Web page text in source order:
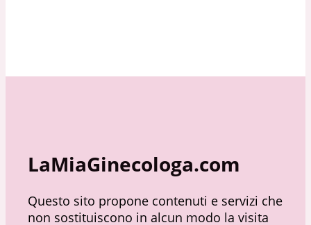
LaMiaGinecologa.com
Questo sito propone contenuti e servizi che
non sostituiscono in alcun modo la visita